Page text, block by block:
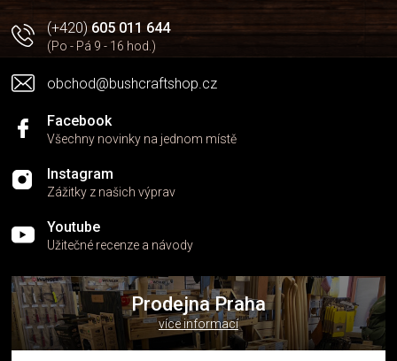
(+420)605 011 644
(Po - Pá 9 - 16 hod.)
obchod@bushcraftshop.cz
Facebook
Všechny novinky na jednom místě
Instagram
Zážitky z našich výprav
Youtube
Užitečné recenze a návody
Prodejna Praha
více informací